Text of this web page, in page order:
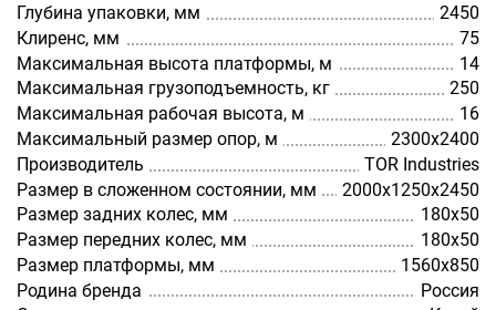
Глубина упаковки, мм
2450
Клиренс, мм
75
Максимальная высота платформы, м
14
Максимальная грузоподъемность, кг
250
Максимальная рабочая высота, м
16
Максимальный размер опор, м
2300х2400
Производитель
TOR Industries
Размер в сложенном состоянии, мм
2000х1250х2450
Размер задних колес, мм
180х50
Размер передних колес, мм
180х50
Размер платформы, мм
1560х850
Родина бренда
Россия